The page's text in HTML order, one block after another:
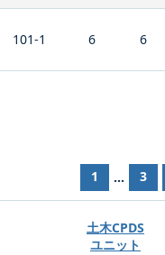
101-1 6 6
1 ... 3
土木CPDS
ユニット